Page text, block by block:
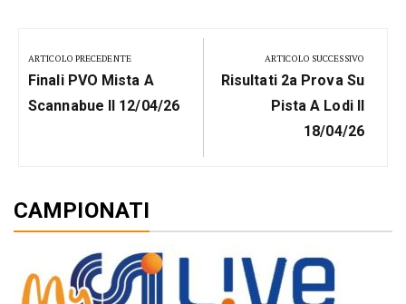
articoli
ARTICOLO PRECEDENTE
Previous
Post:
Finali PVO Mista A
Scannabue Il 12/04/26
ARTICOLO SUCCESSIVO
Next
Risultati 2a Prova Su
Pista A Lodi Il
18/04/26
CAMPIONATI